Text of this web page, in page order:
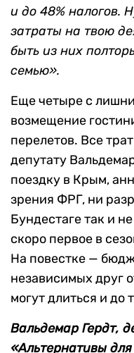
и до 48% налогов.
затраты на твою
быть из них
семью».
Еще четыре с
возмещение
перелетов. Все
депутату
поездку в Крым,
зрения ФРГ, ни
Бундестаге так и
скоро первое в
На повестке —
независимых друг
могут длиться и до
Вальдемар Гердт,
«Альтернативы